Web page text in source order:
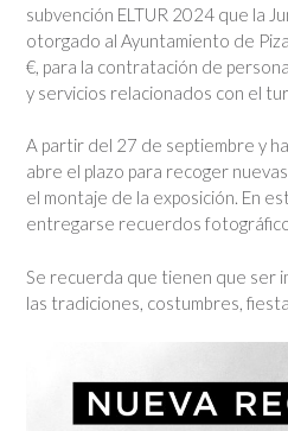
subvención ELTUR 2024 que la
otorgado al Ayuntamiento de
€, para la contratación de
y servicios relacionados con el
A partir del 27 de septiembre y
abre el plazo para recoger
el montaje de la exposición. En
entregarse recuerdos
Se recuerda que tienen que ser
las tradiciones, costumbres,